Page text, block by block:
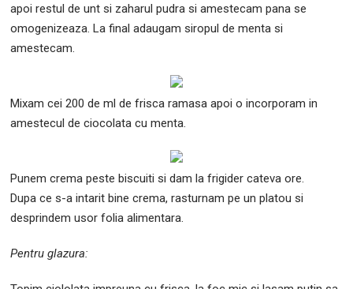
apoi restul de unt si zaharul pudra si amestecam pana se
omogenizeaza. La final adaugam siropul de menta si
amestecam.
Mixam cei 200 de ml de frisca ramasa apoi o incorporam in
amestecul de ciocolata cu menta.
Punem crema peste biscuiti si dam la frigider cateva ore.
Dupa ce s-a intarit bine crema, rasturnam pe un platou si
desprindem usor folia alimentara.
Pentru glazura: